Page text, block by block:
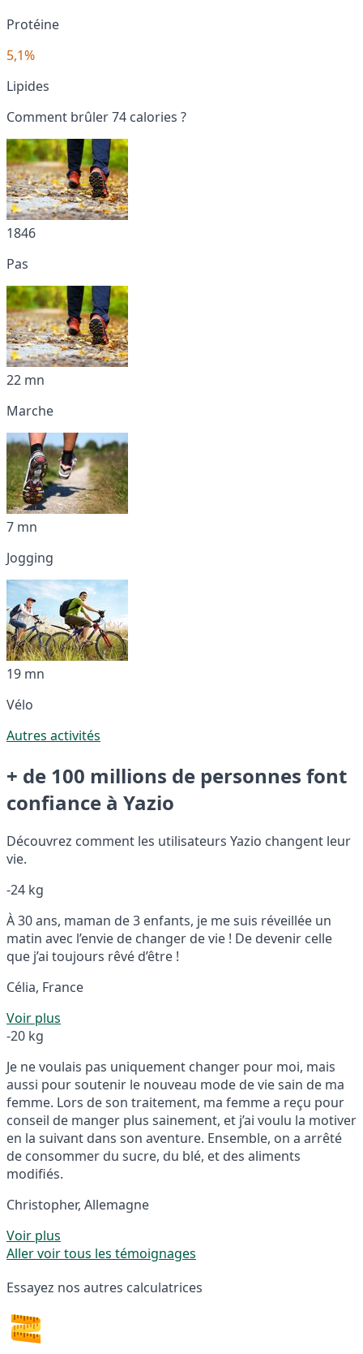
Protéine
5,1%
Lipides
Comment brûler 74 calories ?
1846
Pas
22 mn
Marche
7 mn
Jogging
19 mn
Vélo
Autres activités
+ de 100 millions de personnes font
confiance à Yazio
Découvrez comment les utilisateurs Yazio changent leur
vie.
-24 kg
À 30 ans, maman de 3 enfants, je me suis réveillée un
matin avec l’envie de changer de vie ! De devenir celle
que j’ai toujours rêvé d’être !
Célia, France
Voir plus
-20 kg
Je ne voulais pas uniquement changer pour moi, mais
aussi pour soutenir le nouveau mode de vie sain de ma
femme. Lors de son traitement, ma femme a reçu pour
conseil de manger plus sainement, et j’ai voulu la motiver
en la suivant dans son aventure. Ensemble, on a arrêté
de consommer du sucre, du blé, et des aliments
modifiés.
Christopher, Allemagne
Voir plus
Aller voir tous les témoignages
Essayez nos autres calculatrices